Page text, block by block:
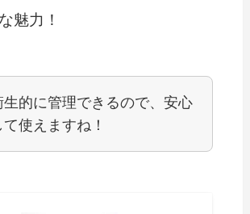
魅力！
生的に管理できるので、安心
て使えますね！